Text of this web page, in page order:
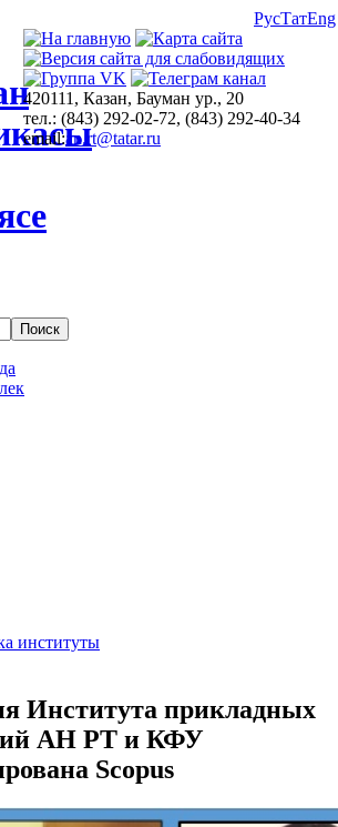
РусТатEng
420111, Казан, Бауман ур., 20
тел.: (843) 292-02-72, (843) 292-40-34
email:an.rt@tatar.ru
институты
Института прикладных
АН РТ и КФУ
Scopus